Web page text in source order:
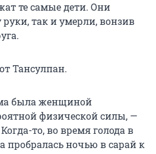
те самые дети. Они
так и умерли, вонзив
Тансулпан.
была женщиной
физической силы, —
то, во время голода в
пробралась ночью в сарай к